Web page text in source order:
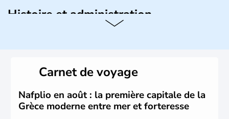
Histoire et administration
l'invention des Jeux Olympiques en 776 avant J.C. Le 25
mars 1820 sonne le début de la Guerre d'indépendance,
aujourd'hui date de la fête nationale grecque. La Grèce
est définitivement reconnue comme état indépendant à
partir de 1830.
Carnet de voyage
Nafplio en août : la première capitale de la
Grèce moderne entre mer et forteresse